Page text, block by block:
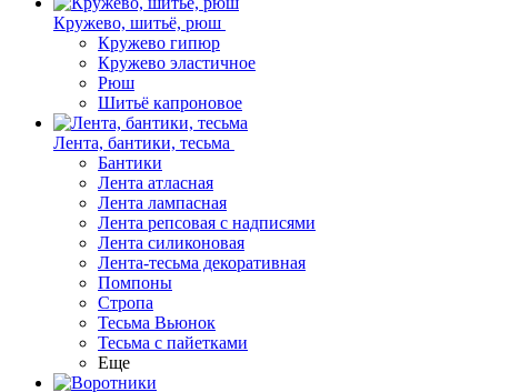
Кружево, шитьё, рюш
Кружево гипюр
Кружево эластичное
Рюш
Шитьё капроновое
Лента, бантики, тесьма
Бантики
Лента атласная
Лента лампасная
Лента репсовая с надписями
Лента силиконовая
Лента-тесьма декоративная
Помпоны
Стропа
Тесьма Вьюнок
Тесьма с пайетками
Еще